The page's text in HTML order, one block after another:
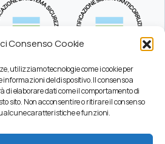
Consenso Cookie
utilizziamo tecnologie come i cookie per
del dispositivo. Il consenso a
di elaborare dati come il comportamento di
sito. Non acconsentire o ritirare il consenso
alcune caratteristiche e funzioni.